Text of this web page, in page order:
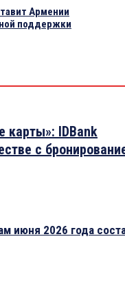
Армении
поддержки
карты»: IDBank
с
июня 2026 года